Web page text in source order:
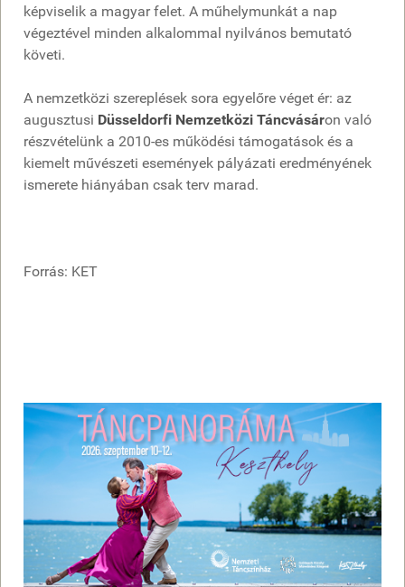
képviselik a magyar felet. A műhelymunkát a nap
végeztével minden alkalommal nyilvános bemutató
követi.
A nemzetközi szereplések sora egyelőre véget ér: az
augusztusi Düsseldorfi Nemzetközi Táncvásáron való
részvételünk a 2010-es működési támogatások és a
kiemelt művészeti események pályázati eredményének
ismerete hiányában csak terv marad.
Forrás: KET